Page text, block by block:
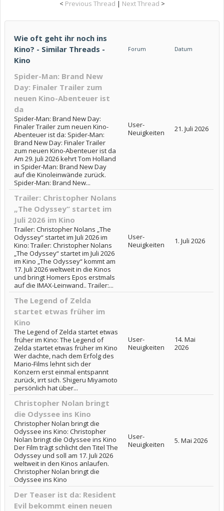
< Previous Thread | Next Thread >
Wie oft geht ihr noch ins
Kino? - Similar Threads -
Kino
Forum Datum
Spider-Man: Brand New
Day: Finaler Trailer zum
neuen Kino-Abenteuer ist
da
Spider-Man: Brand New Day:
Finaler Trailer zum neuen Kino-
Abenteuer ist da: Spider-Man:
Brand New Day: Finaler Trailer
zum neuen Kino-Abenteuer ist da
Am 29. Juli 2026 kehrt Tom Holland
in Spider-Man: Brand New Day
auf die Kinoleinwände zurück.
Spider-Man: Brand New...
User-
Neuigkeiten
21. Juli 2026
Trailer: Christopher Nolans
„The Odyssey“ startet im
Juli 2026 im Kino
Trailer: Christopher Nolans „The
Odyssey“ startet im Juli 2026 im
Kino: Trailer: Christopher Nolans
„The Odyssey“ startet im Juli 2026
im Kino „The Odyssey“ kommt am
17. Juli 2026 weltweit in die Kinos
und bringt Homers Epos erstmals
auf die IMAX-Leinwand.. Trailer:...
User-
Neuigkeiten
1. Juli 2026
The Legend of Zelda
startet etwas früher im
Kino
The Legend of Zelda startet etwas
früher im Kino: The Legend of
Zelda startet etwas früher im Kino
Wer dachte, nach dem Erfolg des
Mario-Films lehnt sich der
Konzern erst einmal entspannt
zurück, irrt sich. Shigeru Miyamoto
persönlich hat über...
User-
Neuigkeiten
14. Mai
2026
Christopher Nolan bringt
die Odyssee ins Kino
Christopher Nolan bringt die
Odyssee ins Kino: Christopher
Nolan bringt die Odyssee ins Kino
Der Film trägt schlicht den Titel The
Odyssey und soll am 17. Juli 2026
weltweit in den Kinos anlaufen.
Christopher Nolan bringt die
Odyssee ins Kino
User-
Neuigkeiten
5. Mai 2026
Der Teaser ist da: Resident
Evil bekommt einen neuen